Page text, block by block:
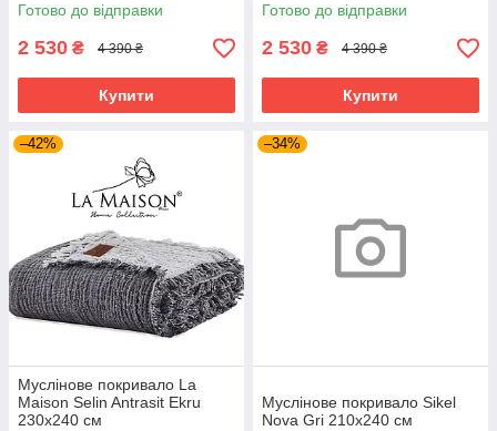
Готово до відправки
2 530 ₴ 4 390 ₴
Купити
Готово до відправки
2 530 ₴ 4 390 ₴
Купити
–42%
Муслінове покривало La
Maison Selin Antrasit Ekru
230х240 см
–34%
Муслінове покривало Sikel
Nova Gri 210х240 см